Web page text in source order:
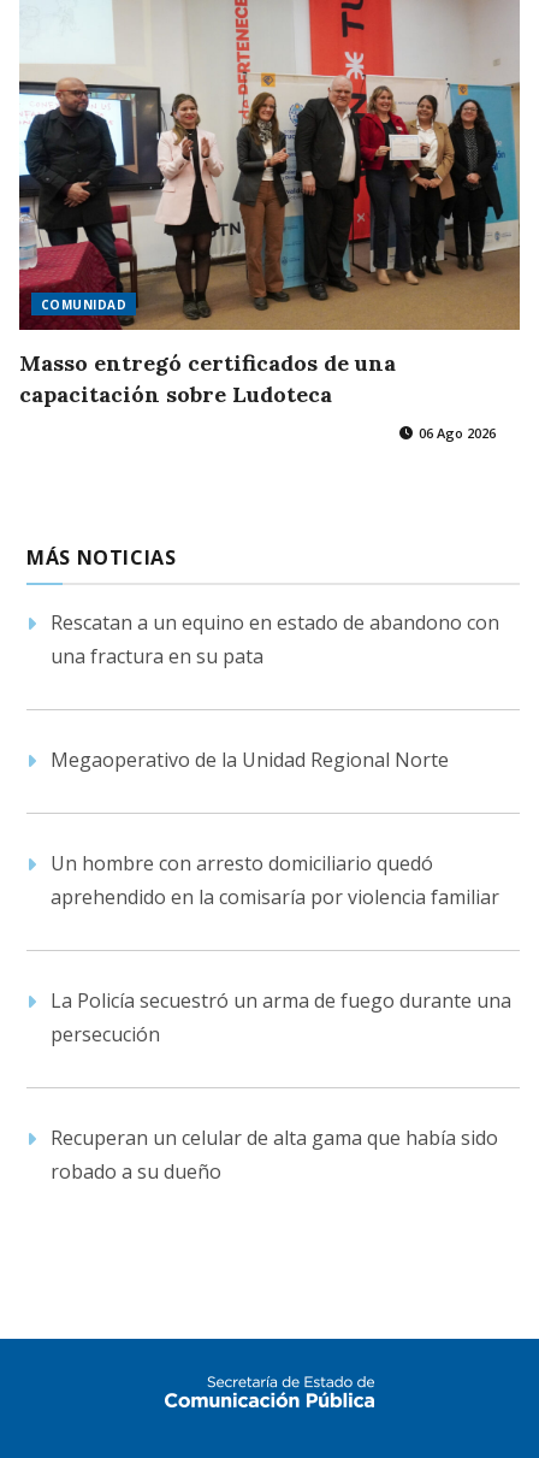
COMUNIDAD
Masso entregó certificados de una
capacitación sobre Ludoteca
06 Ago 2026
MÁS NOTICIAS
Rescatan a un equino en estado de abandono con
una fractura en su pata
Megaoperativo de la Unidad Regional Norte
Un hombre con arresto domiciliario quedó
aprehendido en la comisaría por violencia familiar
La Policía secuestró un arma de fuego durante una
persecución
Recuperan un celular de alta gama que había sido
robado a su dueño